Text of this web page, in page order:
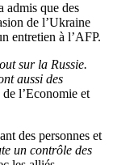
admis que des
de l’Ukraine
entretien à l’AFP.
sur la Russie.
aussi des
l’Economie et
des personnes et
un contrôle des